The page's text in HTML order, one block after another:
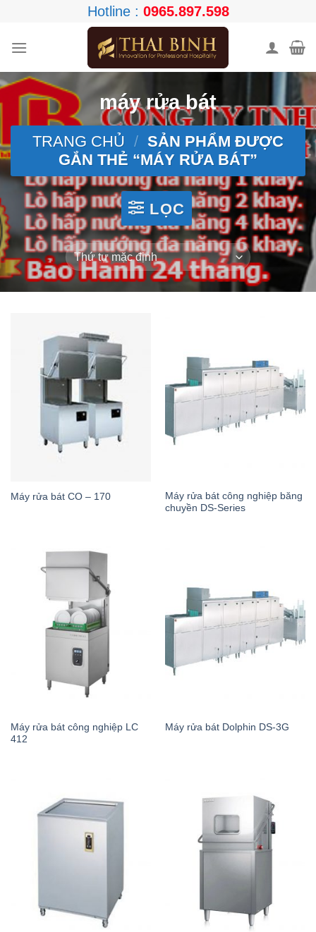
content
Hotline : 0965.897.598
máy rửa bát
TRANG CHỦ / SẢN PHẨM ĐƯỢC
GẮN THẺ “MÁY RỬA BÁT”
LỌC
Máy rửa bát CO – 170
Máy rửa bát công nghiệp băng
chuyền DS-Series
Máy rửa bát công nghiệp LC
412
Máy rửa bát Dolphin DS-3G